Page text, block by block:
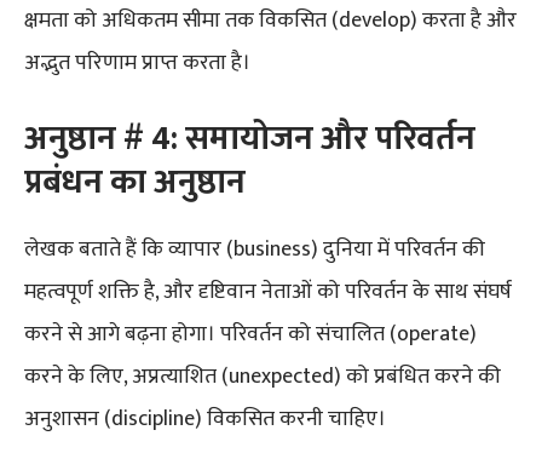
क्षमता को अधिकतम सीमा तक विकसित (develop) करता है और
अद्भुत परिणाम प्राप्त करता है।
अनुष्ठान # 4: समायोजन और परिवर्तन
प्रबंधन का अनुष्ठान
लेखक बताते हैं कि व्यापार (business) दुनिया में परिवर्तन की
महत्वपूर्ण शक्ति है, और दृष्टिवान नेताओं को परिवर्तन के साथ संघर्ष
करने से आगे बढ़ना होगा। परिवर्तन को संचालित (operate)
करने के लिए, अप्रत्याशित (unexpected) को प्रबंधित करने की
अनुशासन (discipline) विकसित करनी चाहिए।